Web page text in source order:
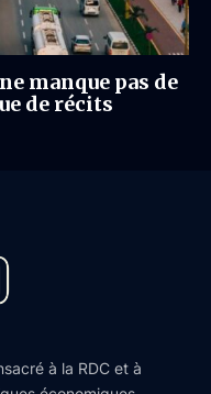
manque pas de
de récits
à la RDC et à